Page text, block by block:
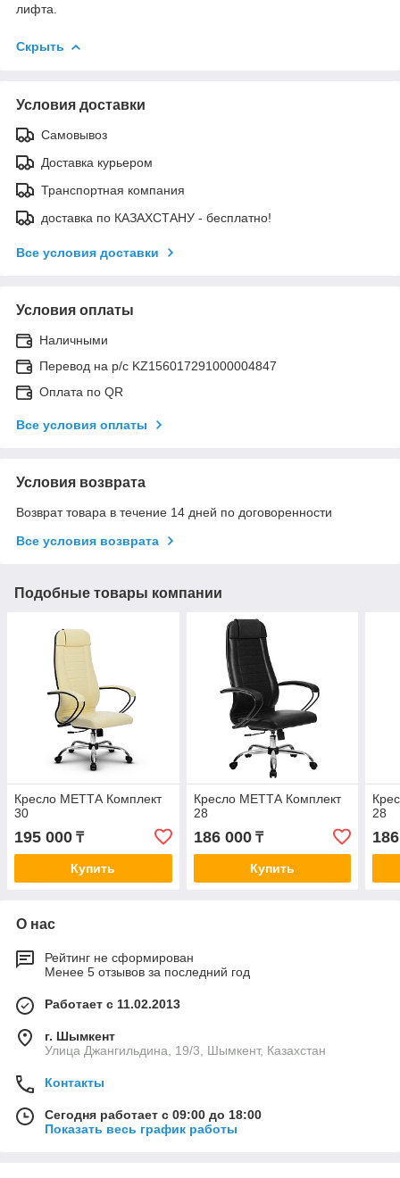
лифта.
Скрыть
Условия доставки
Самовывоз
Доставка курьером
Транспортная компания
доставка по КАЗАХСТАНУ - бесплатно!
Все условия доставки
Условия оплаты
Наличными
Перевод на р/с KZ156017291000004847
Оплата по QR
Все условия оплаты
Условия возврата
Возврат товара в течение 14 дней по договоренности
Все условия возврата
Подобные товары компании
Кресло МЕТТА Комплект
30
195 000 ₸
Купить
Кресло МЕТТА Комплект
28
186 000₸
Купить
28
О нас
Рейтинг не сформирован
Менее 5 отзывов за последний год
Работает с 11.02.2013
г. Шымкент
Улица Джангильдина, 19/3, Шымкент, Казахстан
Контакты
Сегодня работает с 09:00 до 18:00
Показать весь график работы